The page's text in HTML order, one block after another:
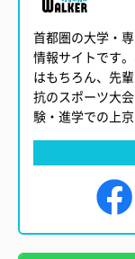
首都圏の大学・
情報サイトです
はもちろん、先
抗のスポーツ大
験・進学での上